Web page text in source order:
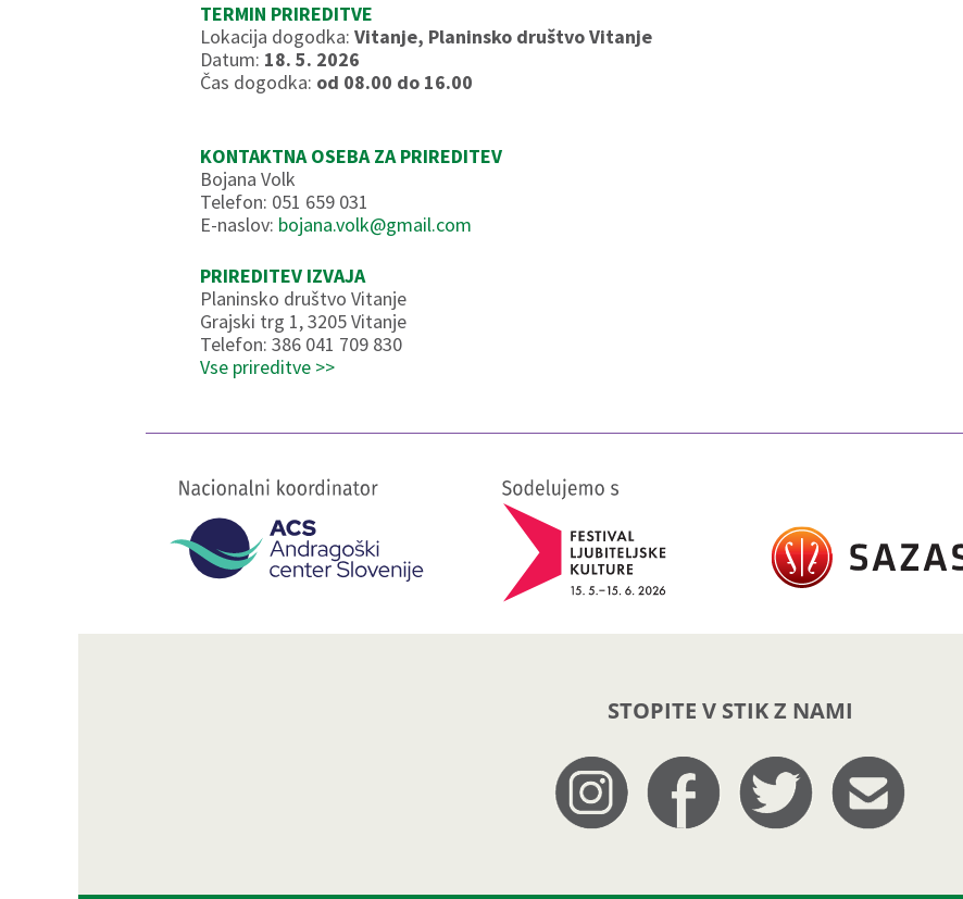
TERMIN PRIREDITVE
Lokacija dogodka:Vitanje, Planinsko društvo Vitanje
Datum: 18. 5. 2026
Čas dogodka: od 08.00 do 16.00
KONTAKTNA OSEBA ZA PRIREDITEV
Bojana Volk
Telefon: 051 659 031
E-naslov: bojana.volk@gmail.com
PRIREDITEV IZVAJA
Planinsko društvo Vitanje
Grajski trg 1, 3205 Vitanje
Telefon: 386 041 709 830
Vse prireditve >>
STOPITE V STIK Z NAMI